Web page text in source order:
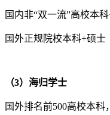
国内非“双一流”高校本
国外正规院校本科+硕士
（3）海归学士
国外排名前500高校本科